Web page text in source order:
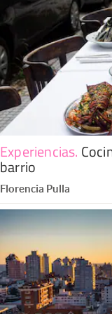
Experiencias.
barrio
Florencia Pulla